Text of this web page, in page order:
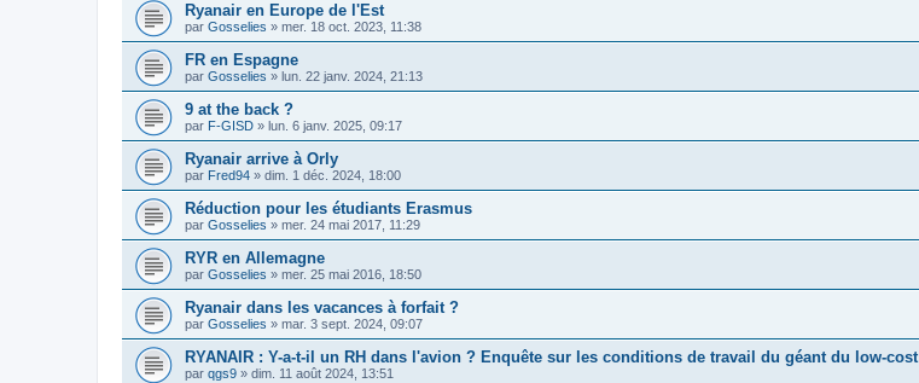
Ryanair en Europe de l'Est
par Gosselies » mer. 18 oct. 2023, 11:38
FR en Espagne
par Gosselies » lun. 22 janv. 2024, 21:13
9 at the back ?
par F-GISD » lun. 6 janv. 2025, 09:17
Ryanair arrive à Orly
par Fred94 » dim. 1 déc. 2024, 18:00
Réduction pour les étudiants Erasmus
par Gosselies » mer. 24 mai 2017, 11:29
RYR en Allemagne
par Gosselies » mer. 25 mai 2016, 18:50
Ryanair dans les vacances à forfait ?
par Gosselies » mar. 3 sept. 2024, 09:07
RYANAIR : Y-a-t-il un RH dans l'avion ? Enquête sur les conditions de travail du géant du low-cost
par qgs9 » dim. 11 août 2024, 13:51